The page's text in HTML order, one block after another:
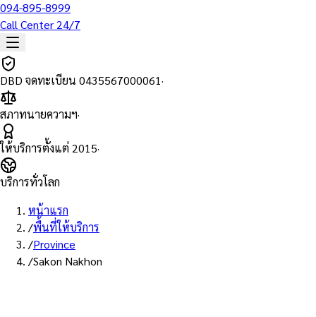
094-895-8999
Call Center 24/7
DBD จดทะเบียน 0435567000061·
สภาทนายความฯ·
ให้บริการตั้งแต่ 2015·
บริการทั่วโลก
หน้าแรก
/พื้นที่ให้บริการ
/Province
/Sakon Nakhon